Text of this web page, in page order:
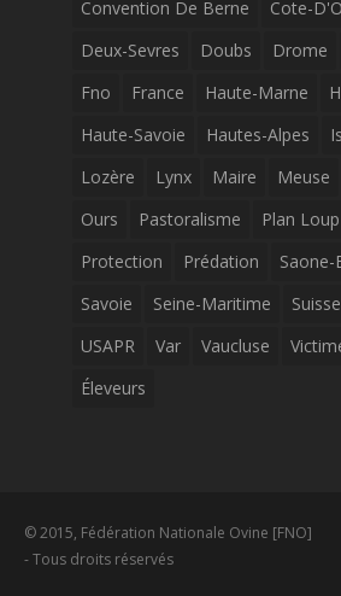
Convention De Berne
Cote-
Deux-Sevres
Doubs Drome
Fno
France Haute-Marne
Haute-Savoie
Hautes-Alpes
Lozère
Lynx Maire Meuse
Ours
Pastoralisme Plan Loup
Protection
Prédation
Saone-
Savoie
Seine-Maritime Suisse
USAPR
Var Vaucluse
Éleveurs
© 2015, Fédération Nationale Ovine [FNO]
- Tous droits réservés